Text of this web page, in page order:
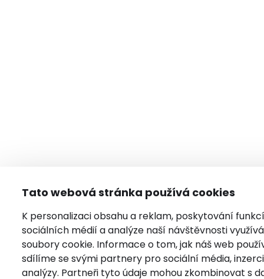
Tato webová stránka používá cookies
K personalizaci obsahu a reklam, poskytování funkcí
sociálních médií a analýze naší návštěvnosti
soubory cookie. Informace o tom, jak náš web
sdílíme se svými partnery pro sociální média,
analýzy. Partneři tyto údaje mohou zkombinovat s